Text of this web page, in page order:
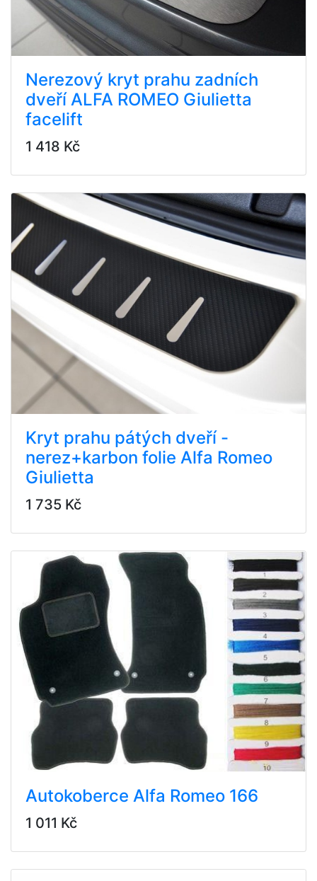
Nerezový kryt prahu zadních
dveří ALFA ROMEO Giulietta
facelift
1 418 Kč
Kryt prahu pátých dveří -
nerez+karbon folie Alfa Romeo
Giulietta
1 735 Kč
Autokoberce Alfa Romeo 166
1 011 Kč